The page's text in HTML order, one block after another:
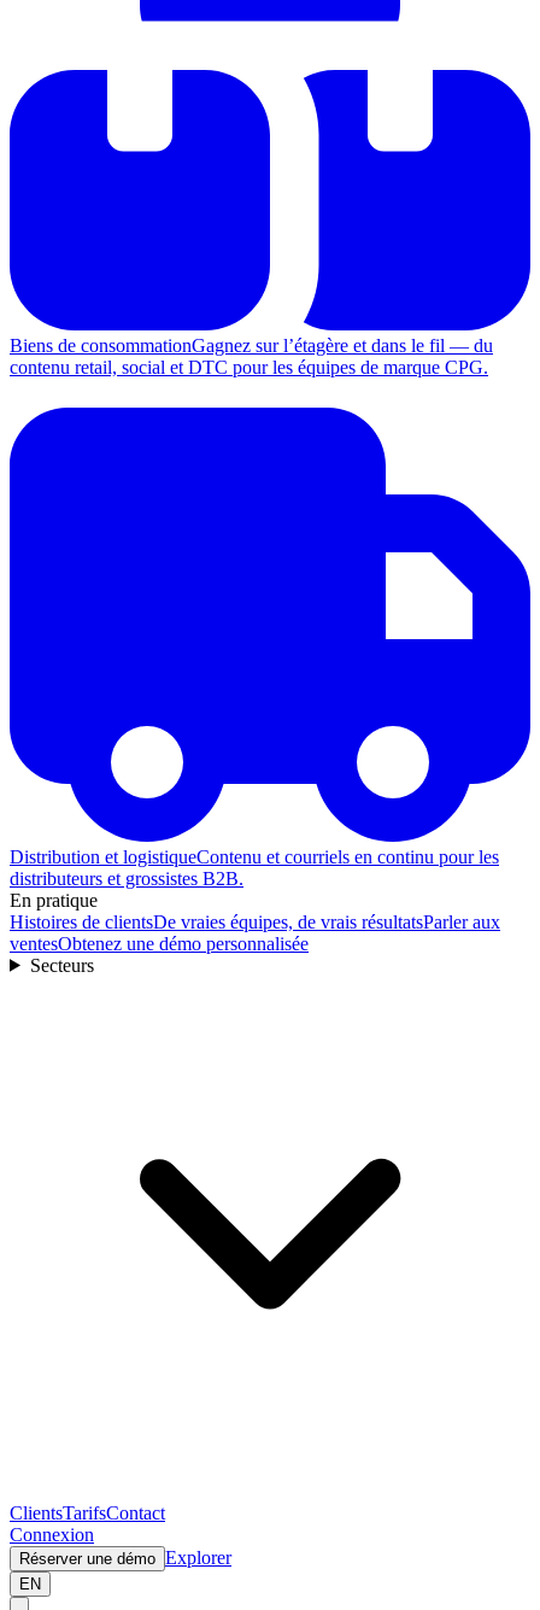
Biens de consommationGagnez sur l’étagère et dans le fil — du
contenu retail, social et DTC pour les équipes de marque CPG.
Distribution et logistiqueContenu et courriels en continu pour les
distributeurs et grossistes B2B.
En pratique
Histoires de clientsDe vraies équipes, de vrais résultatsParler aux
ventesObtenez une démo personnalisée
Secteurs
ClientsTarifsContact
Connexion
Réserver une démo Explorer
EN